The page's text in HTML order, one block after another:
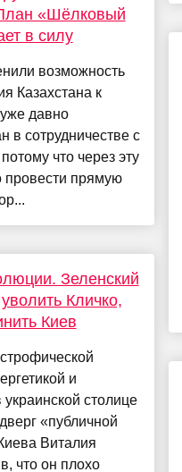
«Шёлковый
в силу
возможность
Казахстана к
давно
в сотрудничестве с
что через эту
провести прямую
Зеленский
Кличко,
Киев
и
столице
«публичной
Виталия
что он плохо